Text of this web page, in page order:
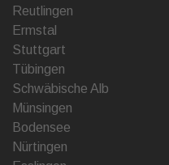
Reutlingen
Ermstal
Stuttgart
Tübingen
Schwäbische Alb
Münsingen
Bodensee
Nürtingen